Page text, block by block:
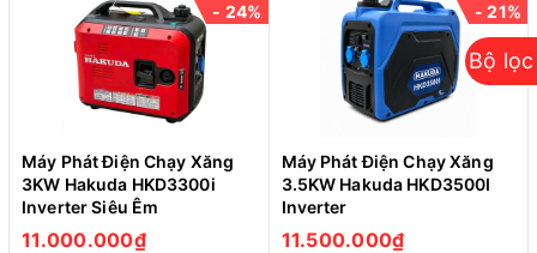
- 24%
Máy Phát Điện Chạy Xăng
3KW Hakuda HKD3300i
Inverter Siêu Êm
11.000.000₫
- 21%
Máy Phát Điện Chạy Xăng
3.5KW Hakuda HKD3500I
Inverter
11.500.000₫
Bộ lọc